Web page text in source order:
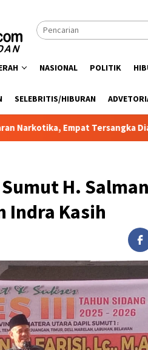
NASIONAL POLITIK
SELEBRITIS/HIBURAN
Tersangka Diamankan
H.
Indra Kasih